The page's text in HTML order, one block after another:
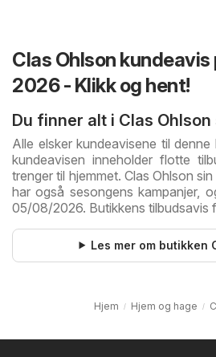
Clas Ohlson
2026 - Klikk og hent!
Du finner alt i Clas
Alle elsker kundeavisene til
kundeavisen inneholder flotte
trenger til hjemmet. Clas Ohlson
har også sesongens kampanjer,
05/08/2026. Butikkens tilbudsavis
Les mer om butikken
Hjem Hjem og hage